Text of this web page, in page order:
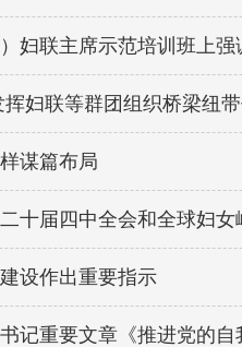
妇联主席示范培训班上
妇联等群团组织桥梁纽
谋篇布局
十届四中全会和全球妇
设作出重要指示
记重要文章《推进党的